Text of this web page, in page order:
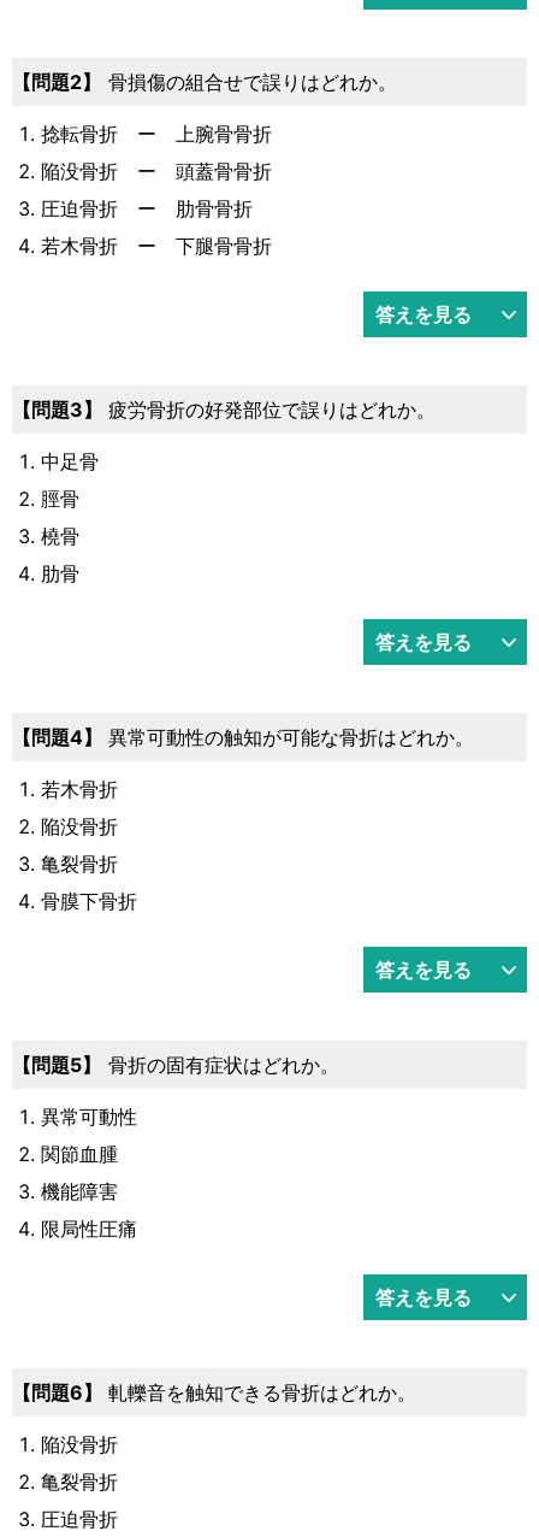
問題2 骨損傷の組合せで誤りはどれか。
捻転骨折 ー 上腕骨骨折
陥没骨折 ー 頭蓋骨骨折
圧迫骨折 ー 肋骨骨折
若木骨折 ー 下腿骨骨折
答えを見る
問題3 疲労骨折の好発部位で誤りはどれか。
中足骨
脛骨
橈骨
肋骨
答えを見る
問題4 異常可動性の触知が可能な骨折はどれか。
若木骨折
陥没骨折
亀裂骨折
骨膜下骨折
答えを見る
問題5 骨折の固有症状はどれか。
異常可動性
関節血腫
機能障害
限局性圧痛
答えを見る
問題6 軋轢音を触知できる骨折はどれか。
陥没骨折
亀裂骨折
圧迫骨折